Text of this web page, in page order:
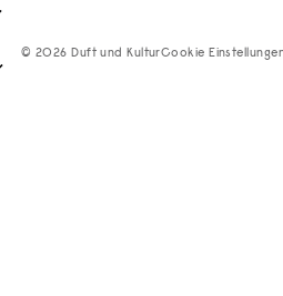
© 2026 Duft und KulturCookie